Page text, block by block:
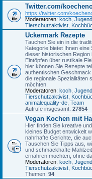
Twitter.com/
https://twitter.com/
Moderatoren: koch
Tierschutzaktivist
Uckermark Rezepte
Tauchen Sie ein in die
Kategorie bietet Ihnen
dieser historischen Region
Eintöpfen über rustikale
hier können Sie Rezepte
authentischen Geschmack
die regionale Spezialitäten
möchten.
Moderatoren: koch
Tierschutzaktivist
animalequality-de Team
Aufrufe insgesamt: 27854
Vegan Kochen mit
Hier finden Sie kreative
kleines Budget entwickelt
nahrhafte Gerichte, die
Tauschen Sie Tipps aus,
und schmackhafte
ernähren möchten, ohne
Moderatoren: koch
Tierschutzaktivist
Themen: 94